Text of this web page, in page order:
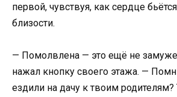
первой, чувствуя, как сердце
близости.
— Помолвлена — это ещё не
нажал кнопку своего этажа. —
ездили на дачу к твоим